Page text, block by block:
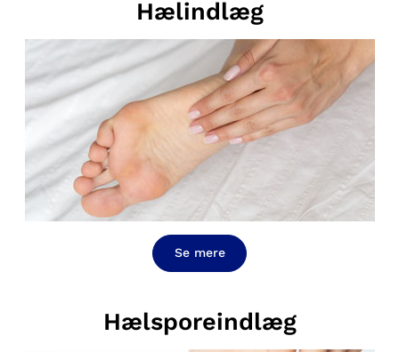
Hælindlæg
Se mere
Hælsporeindlæg